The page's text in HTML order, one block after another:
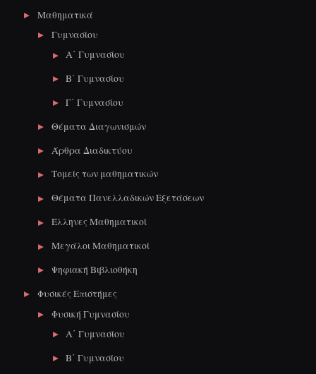
Μαθηματικά
Γυμνασίου
Α΄ Γυμνασίου
Β΄ Γυμνασίου
Γ΄ Γυμνασίου
Θέματα Διαγωνισμών
Άρθρα Διαδικτύου
Τομείς των μαθηματικών
Θέματα Πανελλαδικών Εξετάσεων
Έλληνες Μαθηματικοί
Μεγάλοι Μαθηματικοί
Ψηφιακή Βιβλιοθήκη
Φυσικές Επιστήμες
Φυσική Γυμνασίου
Α΄ Γυμνασίου
Β΄ Γυμνασίου